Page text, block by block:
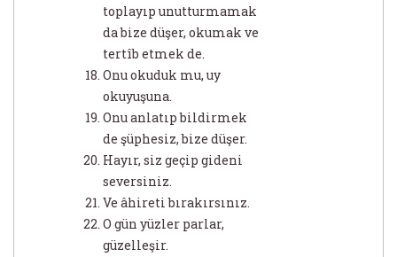
toplayıp unutturmamak
da bize düşer, okumak ve
tertîb etmek de.
Onu okuduk mu, uy
okuyuşuna.
Onu anlatıp bildirmek
de şüphesiz, bize düşer.
Hayır, siz geçip gideni
seversiniz.
Ve âhireti bırakırsınız.
O gün yüzler parlar,
güzelleşir.